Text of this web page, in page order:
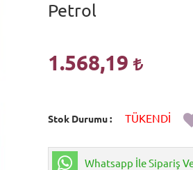
Petrol
1.568,19
Stok Durumu TÜKENDİ
Whatsapp İle Sipariş